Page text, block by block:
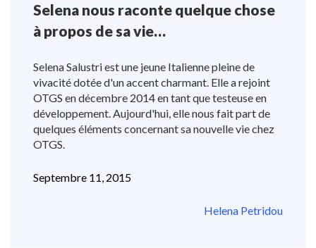
Selena nous raconte quelque chose
à propos de sa vie…
Selena Salustri est une jeune Italienne pleine de
vivacité dotée d'un accent charmant. Elle a rejoint
OTGS en décembre 2014 en tant que testeuse en
développement. Aujourd'hui, elle nous fait part de
quelques éléments concernant sa nouvelle vie chez
OTGS.
Septembre 11, 2015
Helena Petridou